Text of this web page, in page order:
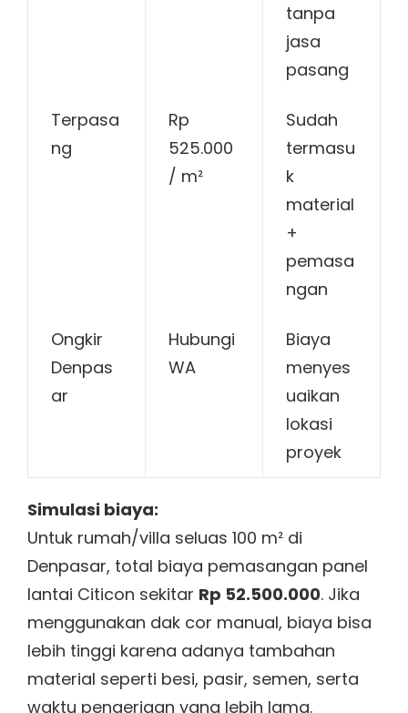
tanpa
jasa
pasang
Terpasa
ng
Rp
525.000
/ m²
Sudah
termasu
k
material
+
pemasa
ngan
Ongkir
Denpas
ar
Hubungi
WA
Biaya
menyes
uaikan
lokasi
proyek
Simulasi biaya:
Untuk rumah/villa seluas 100 m² di
Denpasar, total biaya pemasangan panel
lantai Citicon sekitar Rp 52.500.000. Jika
menggunakan dak cor manual, biaya bisa
lebih tinggi karena adanya tambahan
material seperti besi, pasir, semen, serta
waktu pengerjaan yang lebih lama.